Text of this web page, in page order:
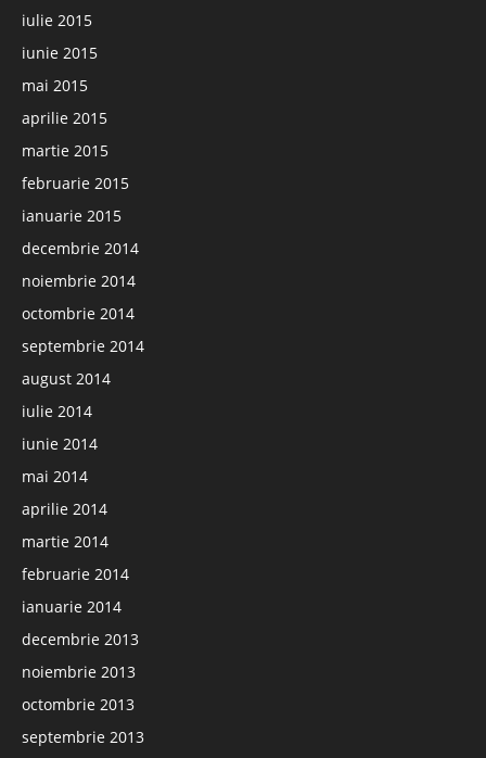
iulie 2015
iunie 2015
mai 2015
aprilie 2015
martie 2015
februarie 2015
ianuarie 2015
decembrie 2014
noiembrie 2014
octombrie 2014
septembrie 2014
august 2014
iulie 2014
iunie 2014
mai 2014
aprilie 2014
martie 2014
februarie 2014
ianuarie 2014
decembrie 2013
noiembrie 2013
octombrie 2013
septembrie 2013